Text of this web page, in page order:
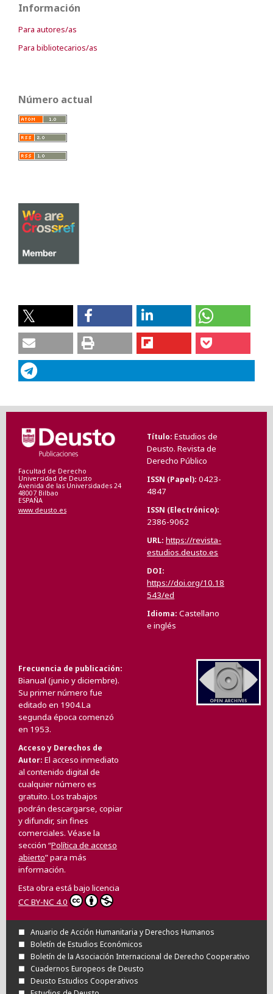
Información
Para autores/as
Para bibliotecarios/as
Número actual
Facultad de Derecho
Universidad de Deusto
Avenida de las Universidades 24
48007 Bilbao
ESPAÑA
www.deusto.es
Título Estudios de
Deusto. Revista de
Derecho Público
ISSN (Papel) 0423-
4847
ISSN (Electrónico)
2386-9062
URL https://revista-
estudios.deusto.es
DOI
https://doi.org/10.18
543/ed
Idioma Castellano
e inglés
Frecuencia de publicación
Bianual (junio y diciembre).
Su primer número fue
editado en 1904.La
segunda época comenzó
en 1953.
Acceso y Derechos de
Autor El acceso inmediato
al contenido digital de
cualquier número es
gratuito. Los trabajos
podrán descargarse, copiar
y difundir, sin fines
comerciales. Véase la
sección “Política de acceso
abierto” para más
información.
Esta obra está bajo licencia
CC BY-NC 4.0
Anuario de Acción Humanitaria y Derechos Humanos
Boletín de Estudios Económicos
Boletín de la Asociación Internacional de Derecho Cooperativo
Cuadernos Europeos de Deusto
Deusto Estudios Cooperativos